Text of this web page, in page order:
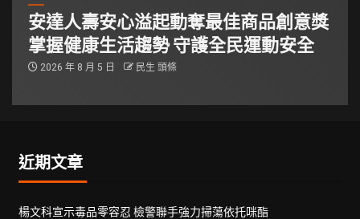
安達人壽安心溢起動奪最佳商品創意獎
掌握健康生活趨勢 守護全民運動安全
2026 年 8 月 5 日 民生 頭條
近期文章
楊文科宣示毒品零容忍 檢警聯手強力掃蕩依托咪酯